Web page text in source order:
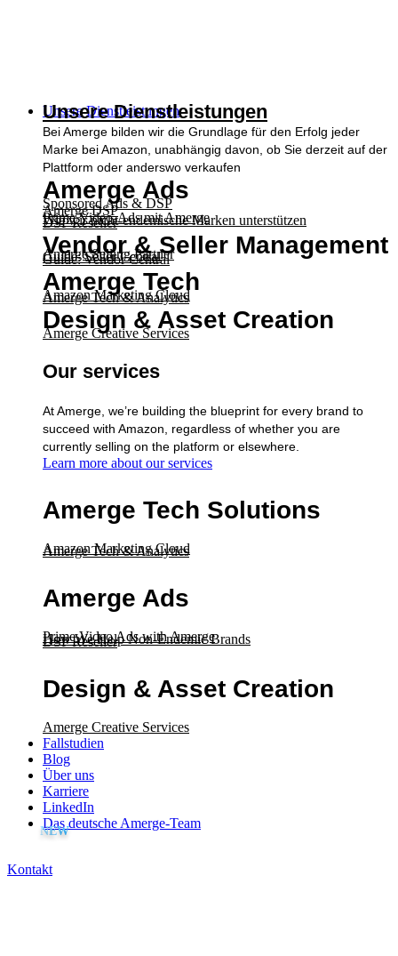
Unsere Dienstleistungen
Unsere Dienstleistungen
Bei Amerge bilden wir die Grundlage für den Erfolg jeder
Marke bei Amazon, unabhängig davon, ob Sie derzeit auf der
Plattform oder anderswo verkaufen
Amerge Ads
Sponsored Ads & DSP
Amerge DSP
Prime Video-Ads mit Amerge
Wie wir nicht-endemische Marken unterstützen
DSP Reseller
Vendor & Seller Management
Amerge Selling Partner
Guide: Seller Central
Guide: Vendor Central
Amerge Tech
Amazon Marketing Cloud
Amerge Tech & Analytics
Design & Asset Creation
Amerge Creative Services
Our services
At Amerge, we’re building the blueprint for every brand to
succeed with Amazon, regardless of whether you are
currently selling on the platform or elsewhere.
Learn more about our services
Amerge Tech Solutions
Amazon Marketing Cloud
Amerge Tech & Analytics
Amerge Ads
Prime Video Ads with Amerge
How We Help Non-Endemic Brands
DSP Reseller
Design & Asset Creation
Amerge Creative Services
Fallstudien
Blog
Über uns
Karriere
LinkedIn
Das deutsche Amerge-Team
Kontakt